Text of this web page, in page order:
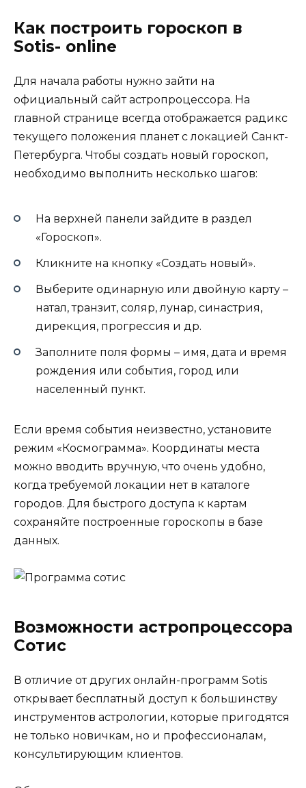
Как построить гороскоп в
Sotis- online
Для начала работы нужно зайти на
официальный сайт астропроцессора. На
главной странице всегда отображается радикс
текущего положения планет с локацией Санкт-
Петербурга. Чтобы создать новый гороскоп,
необходимо выполнить несколько шагов:
На верхней панели зайдите в раздел
«Гороскоп».
Кликните на кнопку «Создать новый».
Выберите одинарную или двойную карту –
натал, транзит, соляр, лунар, синастрия,
дирекция, прогрессия и др.
Заполните поля формы – имя, дата и время
рождения или события, город или
населенный пункт.
Если время события неизвестно, установите
режим «Космограмма». Координаты места
можно вводить вручную, что очень удобно,
когда требуемой локации нет в каталоге
городов. Для быстрого доступа к картам
сохраняйте построенные гороскопы в базе
данных.
Возможности астропроцессора
Сотис
В отличие от других онлайн-программ Sotis
открывает бесплатный доступ к большинству
инструментов астрологии, которые пригодятся
не только новичкам, но и профессионалам,
консультирующим клиентов.